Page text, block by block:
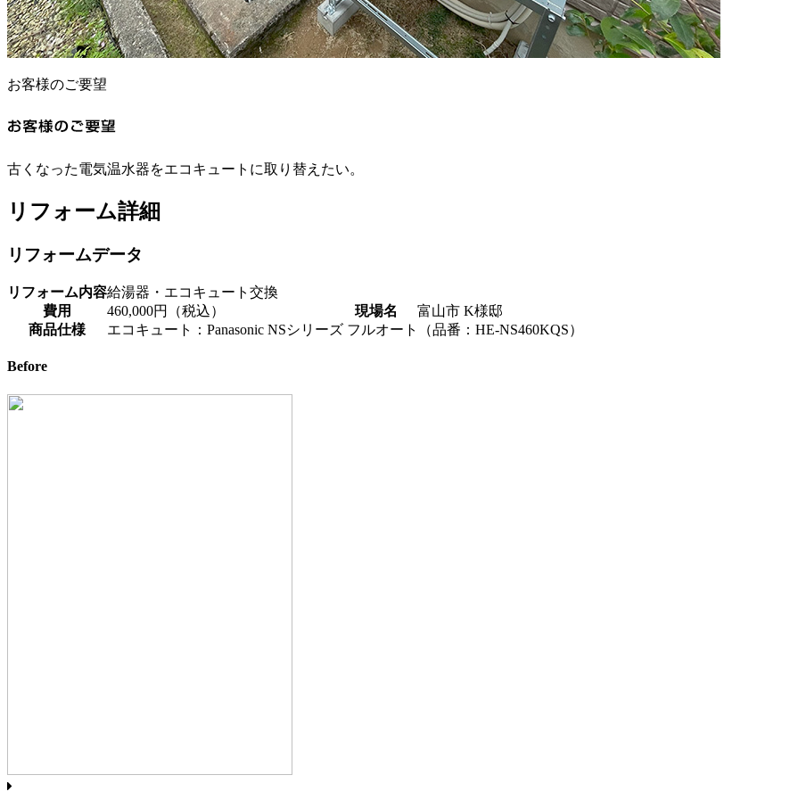
お客様のご要望
古くなった電気温水器をエコキュートに取り替えたい。
リフォーム詳細
リフォームデータ
リフォーム内容給湯器・エコキュート交換
費用
460,000円（税込） 現場名
富山市 K様邸
商品仕様
エコキュート：Panasonic NSシリーズ フルオート（品番：HE-NS460KQS）
Before